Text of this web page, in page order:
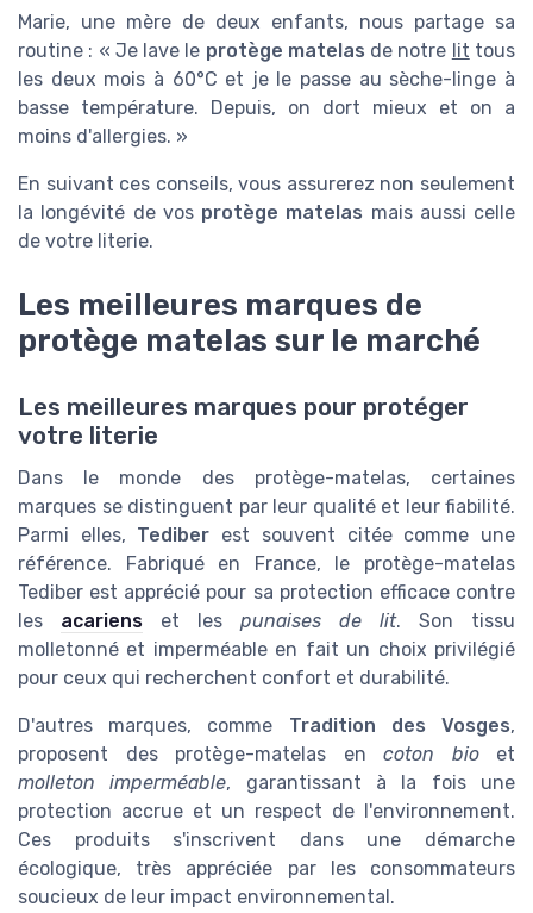
Marie, une mère de deux enfants, nous partage sa
routine : « Je lave le protège matelas de notre lit tous
les deux mois à 60°C et je le passe au sèche-linge à
basse température. Depuis, on dort mieux et on a
moins d'allergies. »
En suivant ces conseils, vous assurerez non seulement
la longévité de vos protège matelas mais aussi celle
de votre literie.
Les meilleures marques de
protège matelas sur le marché
Les meilleures marques pour protéger
votre literie
Dans le monde des protège-matelas, certaines
marques se distinguent par leur qualité et leur fiabilité.
Parmi elles, Tediber est souvent citée comme une
référence. Fabriqué en France, le protège-matelas
Tediber est apprécié pour sa protection efficace contre
les acariens et les punaises de lit. Son tissu
molletonné et imperméable en fait un choix privilégié
pour ceux qui recherchent confort et durabilité.
D'autres marques, comme Tradition des Vosges,
proposent des protège-matelas en coton bioet
molleton imperméable, garantissant à la fois une
protection accrue et un respect de l'environnement.
Ces produits s'inscrivent dans une démarche
écologique, très appréciée par les consommateurs
soucieux de leur impact environnemental.